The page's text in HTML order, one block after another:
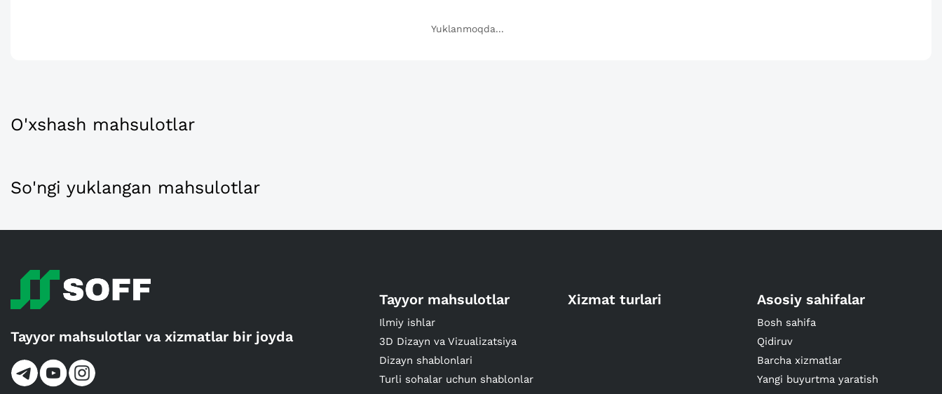
Yuklanmoqda...
O'xshash mahsulotlar
So'ngi yuklangan mahsulotlar
Tayyor mahsulotlar va xizmatlar bir joyda
Tayyor mahsulotlar
Ilmiy ishlar
3D Dizayn va Vizualizatsiya
Dizayn shablonlari
Turli sohalar uchun shablonlar
Xizmat turlari Asosiy sahifalar
Bosh sahifa
Qidiruv
Barcha xizmatlar
Yangi buyurtma yaratish